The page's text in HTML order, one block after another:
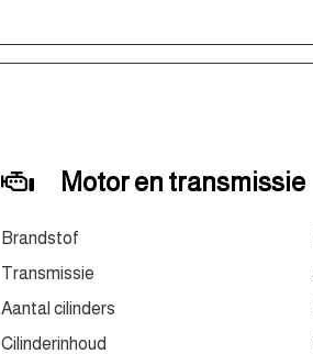
Motor en transmissie
Brandstof
Transmissie
Aantal cilinders
Cilinderinhoud